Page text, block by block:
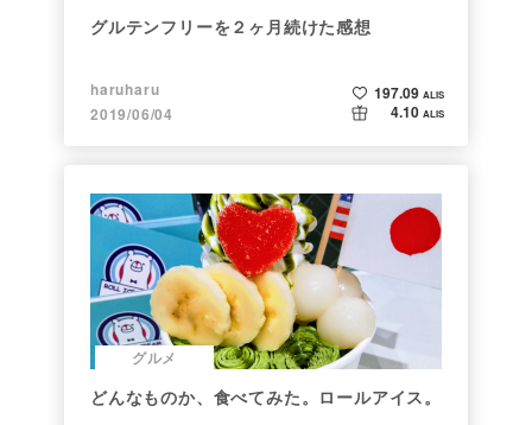
グルテンフリーを２ヶ月続けた感想
haruharu
2019/06/04
197.09 ALIS
4.10 ALIS
グルメ
どんなものか、食べてみた。ロールアイス。